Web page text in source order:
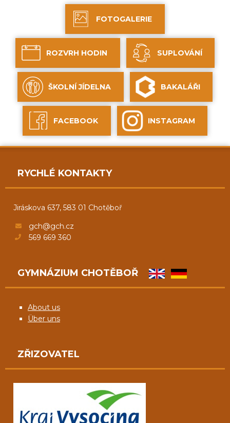
FOTOGALERIE
ROZVRH HODIN SUPLOVÁNÍ
ŠKOLNÍ JÍDELNA BAKALÁŘI
FACEBOOK INSTAGRAM
RYCHLÉ KONTAKTY
Jiráskova 637, 583 01 Chotěboř
gch@gch.cz
569 669 360
GYMNÁZIUM CHOTĚBOŘ
About us
Über uns
ZŘIZOVATEL